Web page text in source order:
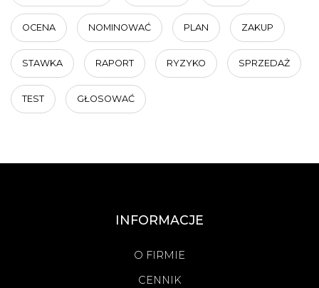
OCENA NOMINOWAĆ PLAN ZAKUP
STAWKA RAPORT RYZYKO SPRZEDAŻ
TEST GŁOSOWAĆ
INFORMACJE
O FIRMIE
CENNIK